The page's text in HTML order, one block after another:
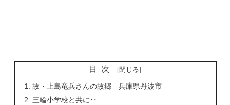
目次
故・上島竜兵さんの故郷 兵庫県丹波市
三輪小学校と共に‥